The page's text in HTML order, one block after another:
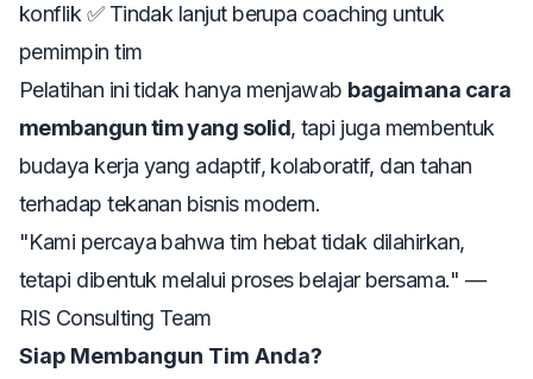
konflik ✅ Tindak lanjut berupa coaching untuk
pemimpin tim
Pelatihan ini tidak hanya menjawab bagaimana cara
membangun tim yang solid, tapi juga membentuk
budaya kerja yang adaptif, kolaboratif, dan tahan
terhadap tekanan bisnis modern.
"Kami percaya bahwa tim hebat tidak dilahirkan,
tetapi dibentuk melalui proses belajar bersama." —
RIS Consulting Team
Siap Membangun Tim Anda?